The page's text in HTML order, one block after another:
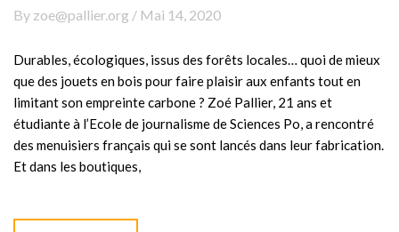
By zoe@pallier.org / Mai 14, 2020
Durables, écologiques, issus des forêts locales… quoi de mieux
que des jouets en bois pour faire plaisir aux enfants tout en
limitant son empreinte carbone ? Zoé Pallier, 21 ans et
étudiante à l’Ecole de journalisme de Sciences Po, a rencontré
des menuisiers français qui se sont lancés dans leur fabrication.
Et dans les boutiques,